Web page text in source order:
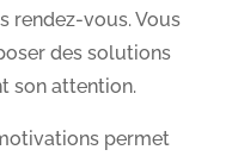
rendez-vous. Vous
des solutions
son attention.
permet